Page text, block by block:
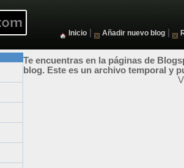
Inicio Añadir nuevo blog
Te encuentras en la páginas de
blog. Este es un archivo temporal y